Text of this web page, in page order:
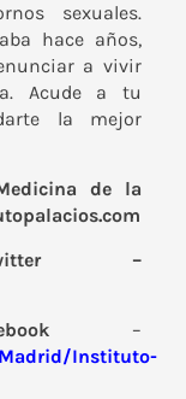
sexuales.
hace años,
a vivir
Acude a tu
la mejor
de la
–
–
Instituto-